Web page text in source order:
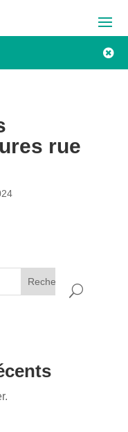

rue
Rechercher